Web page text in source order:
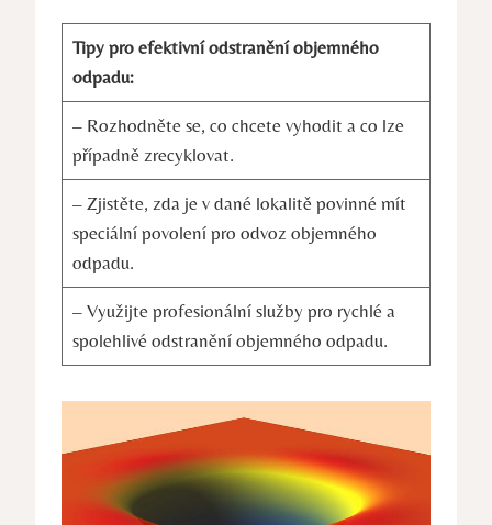
Tipy pro efektivní odstranění objemného
odpadu:
– Rozhodněte se, co chcete vyhodit a co lze
případně zrecyklovat.
– Zjistěte, zda je v dané lokalitě povinné mít
speciální povolení pro odvoz objemného
odpadu.
– Využijte profesionální služby pro rychlé a
spolehlivé odstranění objemného odpadu.